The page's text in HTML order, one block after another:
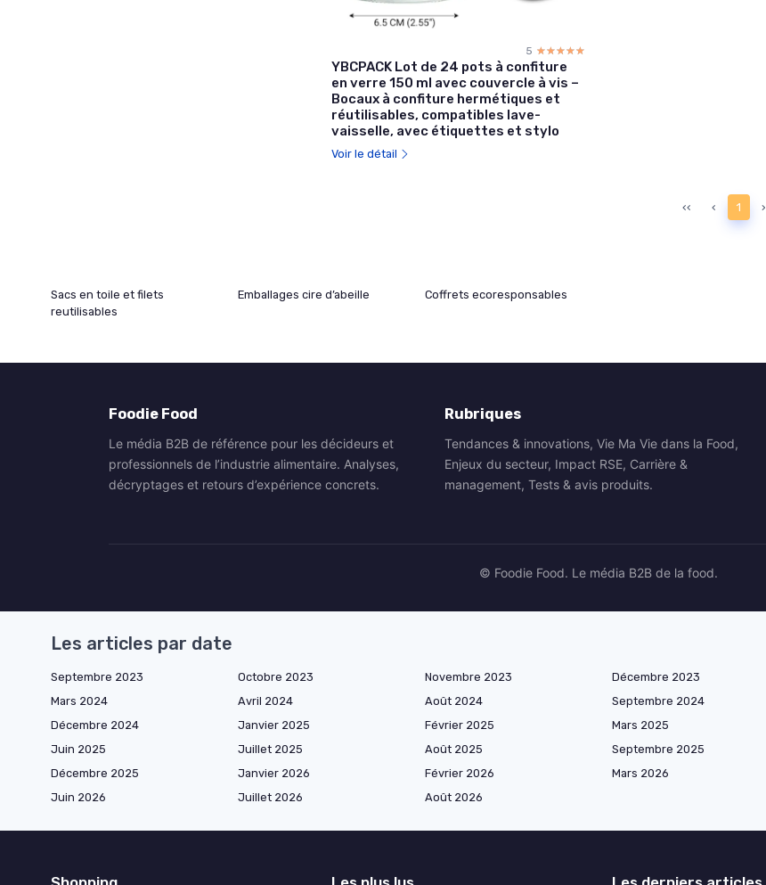
5 ☆☆☆☆☆
★★★★★
YBCPACK Lot de 24 pots à confiture
en verre 150 ml avec couvercle à vis –
Bocaux à confiture hermétiques et
réutilisables, compatibles lave-
vaisselle, avec étiquettes et stylo
Voir le détail
‹‹ ‹ 1 ›
Sacs en toile et filets
reutilisables
Emballages cire d’abeille Coffrets ecoresponsables
Foodie Food
Le média B2B de référence pour les décideurs et
professionnels de l’industrie alimentaire. Analyses,
décryptages et retours d’expérience concrets.
Rubriques
Tendances & innovations, Vie Ma Vie dans la Food,
Enjeux du secteur, Impact RSE, Carrière &
management, Tests & avis produits.
© Foodie Food. Le média B2B de la food.
Les articles par date
Septembre 2023 Octobre 2023 Novembre 2023 Décembre 2023
Mars 2024
Avril 2024 Août 2024 Septembre 2024
Décembre 2024
Janvier 2025 Février 2025 Mars 2025
Juin 2025
Juillet 2025 Août 2025 Septembre 2025
Décembre 2025
Janvier 2026 Février 2026 Mars 2026
Juin 2026
Juillet 2026 Août 2026